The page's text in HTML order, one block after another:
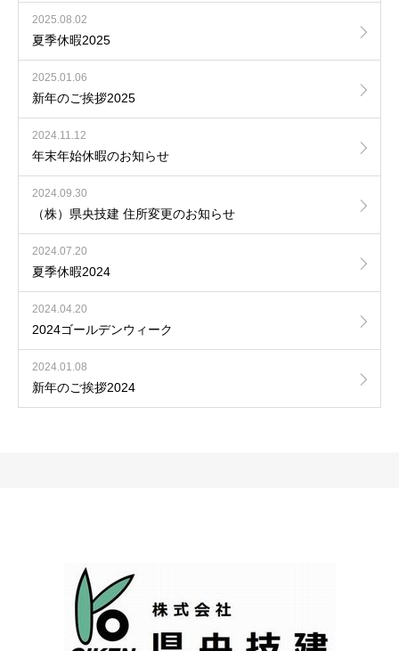
2025.08.02
夏季休暇2025
2025.01.06
新年のご挨拶2025
2024.11.12
年末年始休暇のお知らせ
2024.09.30
（株）県央技建 住所変更のお知らせ
2024.07.20
夏季休暇2024
2024.04.20
2024ゴールデンウィーク
2024.01.08
新年のご挨拶2024